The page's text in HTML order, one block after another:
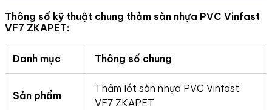
Thông số kỹ thuật chung thảm sàn nhựa PVC Vinfast
VF7 ZKAPET:
Danh mục Thông số chung
Sản phẩm
Thảm lót sàn nhựa PVC Vinfast
VF7 ZKAPET